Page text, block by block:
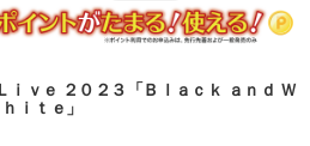
ｉｖｅ ２０２３「Ｂｌａｃｋ ａｎｄ Ｗ
ｈｉｔｅ」